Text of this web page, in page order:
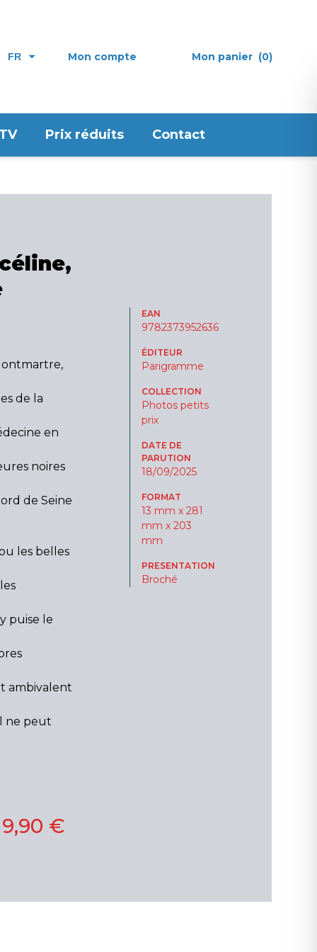
FR Mon compte Mon panier (0)
Prix réduits Contact
de la
en
noires
de Seine
les belles
puise le
ambivalent
ne peut
EAN
9782373952636
ÉDITEUR
Parigramme
COLLECTION
Photos petits
prix
DATE DE
PARUTION
18/09/2025
FORMAT
13 mm x 281
mm x 203
mm
PRESENTATION
Broché
€